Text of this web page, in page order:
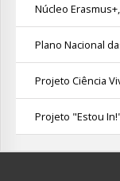
Núcleo
Plano Nacional
Projeto Ciência
Projeto "Estou